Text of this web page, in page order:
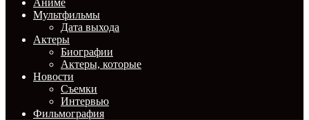
Аниме
Мультфильмы
Дата выхода
Актеры
Биографии
Актеры, которые
Новости
Съемки
Интервью
Фильмография